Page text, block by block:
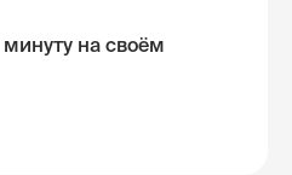
минуту на своём